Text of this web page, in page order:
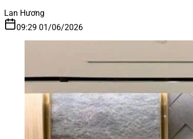
Lan Hương
09:29 01/06/2026